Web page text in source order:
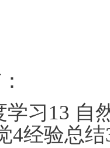
学习13 自
4经验总